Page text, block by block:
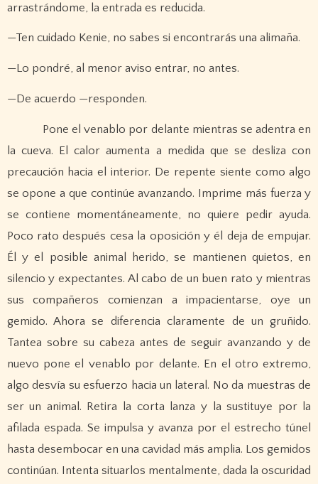
arrastrándome, la entrada es reducida.
—Ten cuidado Kenie, no sabes si encontrarás una alimaña.
—Lo pondré, al menor aviso entrar, no antes.
—De acuerdo —responden.
Pone el venablo por delante mientras se adentra en
la cueva. El calor aumenta a medida que se desliza con
precaución hacia el interior. De repente siente como algo
se opone a que continúe avanzando. Imprime más fuerza y
se contiene momentáneamente, no quiere pedir ayuda.
Poco rato después cesa la oposición y él deja de empujar.
Él y el posible animal herido, se mantienen quietos, en
silencio y expectantes. Al cabo de un buen rato y mientras
sus compañeros comienzan a impacientarse, oye un
gemido. Ahora se diferencia claramente de un gruñido.
Tantea sobre su cabeza antes de seguir avanzando y de
nuevo pone el venablo por delante. En el otro extremo,
algo desvía su esfuerzo hacia un lateral. No da muestras de
ser un animal. Retira la corta lanza y la sustituye por la
afilada espada. Se impulsa y avanza por el estrecho túnel
hasta desembocar en una cavidad más amplia. Los gemidos
continúan. Intenta situarlos mentalmente, dada la oscuridad